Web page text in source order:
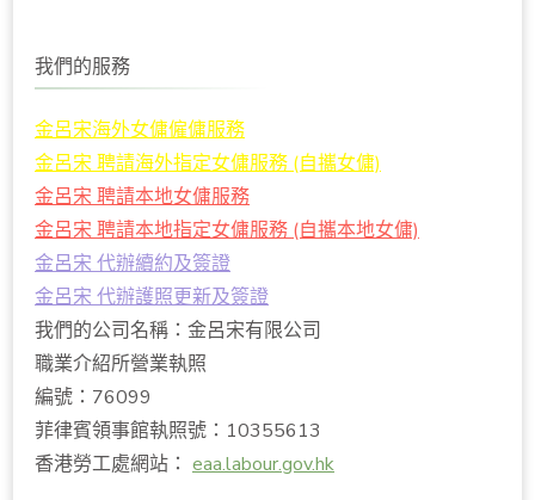
我們的服務
金呂宋海外女傭僱傭服務
金呂宋 聘請海外指定女傭服務 (自攜女傭)
金呂宋 聘請本地女傭服務
金呂宋 聘請本地指定女傭服務 (自攜本地女傭)
金呂宋 代辦續約及簽證
金呂宋 代辦護照更新及簽證
我們的公司名稱：金呂宋有限公司
職業介紹所營業執照
編號：76099
菲律賓領事館執照號：10355613
香港勞工處網站： eaa.labour.gov.hk